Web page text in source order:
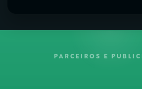
PARCEIROS E